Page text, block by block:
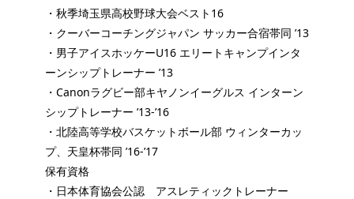
・秋季埼玉県高校野球大会ベスト16
・クーバーコーチングジャパン サッカー合宿帯同 ’13
・男子アイスホッケーU16 エリートキャンプインタ
ーンシップトレーナー ’13
・Canonラグビー部キヤノンイーグルス インターン
シップトレーナー ’13-’16
・北陸高等学校バスケットボール部 ウィンターカッ
プ、天皇杯帯同 ’16-’17
保有資格
・日本体育協会公認 アスレティックトレーナー